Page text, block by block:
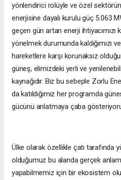
yönlendirici rolüyle ve özel sektörün
enerjisine dayalı kurulu güç 5.063
geçen gün artan enerji ihtiyacımızı
yönelmek durumunda kaldığımızı
hareketlere karşı korunaksız
güneş, elimizdeki yerli ve
kaynağıdır. Biz bu sebeple Zorlu
da katıldığımız her programda
gücünü anlatmaya çaba
Ülke olarak özellikle çatı tarafında
olduğumuz bu alanda gerçek
yapabilmemiz için bir ekosistem